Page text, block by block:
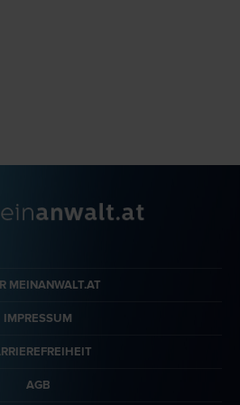
MEINANWALT.AT
IMPRESSUM
AGB